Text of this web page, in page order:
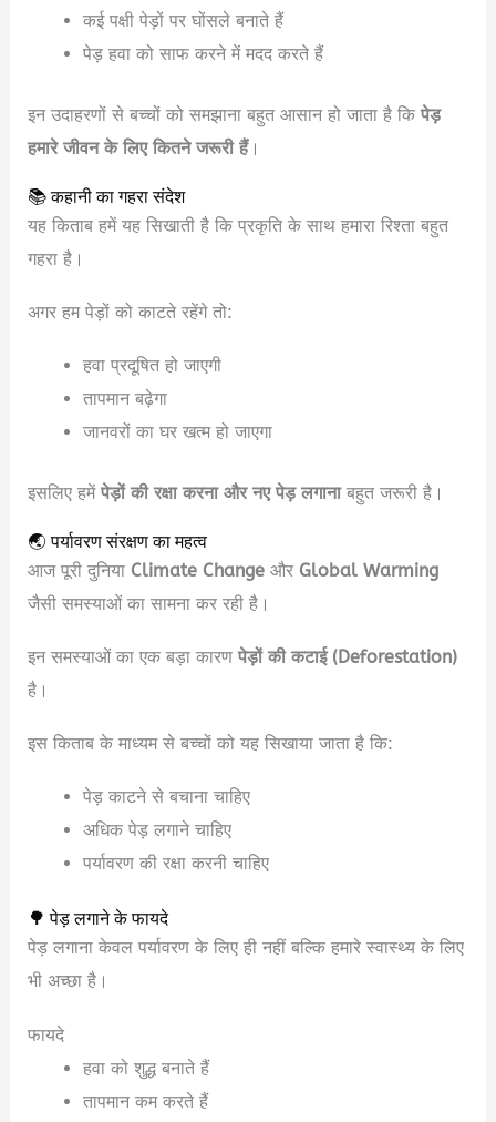
कई पक्षी पेड़ों पर घोंसले बनाते हैं
पेड़ हवा को साफ करने में मदद करते हैं
इन उदाहरणों से बच्चों को समझाना बहुत आसान हो जाता है किपेड़
हमारे जीवन के लिए कितने जरूरी हैं।
📚 कहानी का गहरा संदेश
यह किताब हमें यह सिखाती है कि प्रकृति के साथ हमारा रिश्ता बहुत
गहरा है।
अगर हम पेड़ों को काटते रहेंगे तो:
हवा प्रदूषित हो जाएगी
तापमान बढ़ेगा
जानवरों का घर खत्म हो जाएगा
इसलिए हमेंपेड़ों की रक्षा करना और नए पेड़ लगानाबहुत जरूरी है।
🌏 पर्यावरण संरक्षण का महत्व
आज पूरी दुनिया Climate Change और Global Warming
जैसी समस्याओं का सामना कर रही है।
इन समस्याओं का एक बड़ा कारणपेड़ों की कटाई (Deforestation)
है।
इस किताब के माध्यम से बच्चों को यह सिखाया जाता है कि:
पेड़ काटने से बचाना चाहिए
अधिक पेड़ लगाने चाहिए
पर्यावरण की रक्षा करनी चाहिए
🌳 पेड़ लगाने के फायदे
पेड़ लगाना केवल पर्यावरण के लिए ही नहीं बल्कि हमारे स्वास्थ्य के लिए
भी अच्छा है।
फायदे
हवा को शुद्ध बनाते हैं
तापमान कम करते हैं